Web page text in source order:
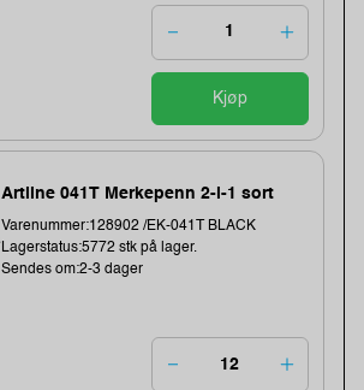
Kjøp
Artline 041T Merkepenn 2-i-1 sort
Varenummer:128902 /EK-041T BLACK
Lagerstatus:5772 stk på lager.
Sendes om:2-3 dager